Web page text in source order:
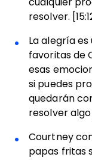
cualquier
resolver.
La alegría
favoritas de
esas
si puedes
quedarán
resolver algo
Courtney
papas fritas